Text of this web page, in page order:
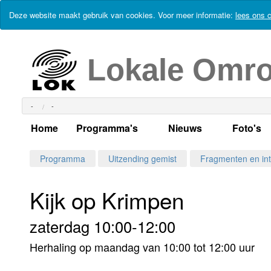
Deze website maakt gebruik van cookies. Voor meer informatie: lees ons
Lokale
- -
Home Programma's
Alle dagen
Per dag
Maandag
Alle programma's
Nieuws
Actueel Lokaal
Kabelkrant
Foto's
Programma Uitzending gemist Fragmenten en
Kijk op Krimpen
zaterdag 10:00-12:00
Herhaling op maandag van 10:00 tot 12:00 uur